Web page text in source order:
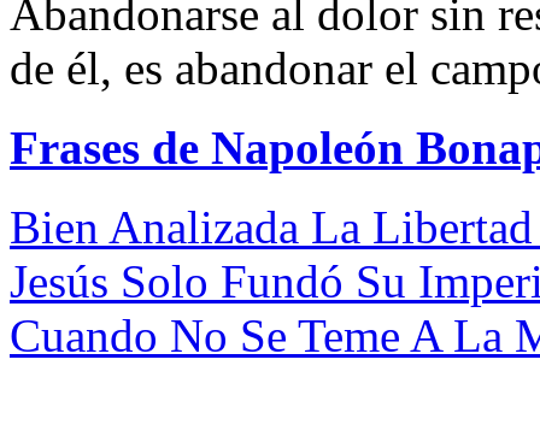
Abandonarse al dolor sin
de él, es abandonar el
Frases de Napoleón
Bien Analizada La
Jesús Solo Fundó Su
Cuando No Se Teme A La